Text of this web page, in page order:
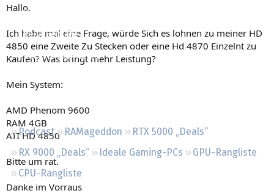
Empfohlene Inhalte
Neue Beiträge
Neueste Aktivitäten
Podcast RAMageddon
RTX 5000 „Deals“
RX 9000 „Deals“
Ideale Gaming-PCs
GPU-Rangliste
CPU-Rangliste
Hallo,
Ich habe mal eine Frage, würde Sich es lohnen zu meiner HD
4850 eine Zweite Zu Stecken oder eine Hd 4870 Einzelnt zu
Kaufen? Was bringt mehr Leistung?
Mein System:
AMD Phenom 9600
RAM 4GB
ATI HD 4850
Bitte um rat.
Danke im Vorraus